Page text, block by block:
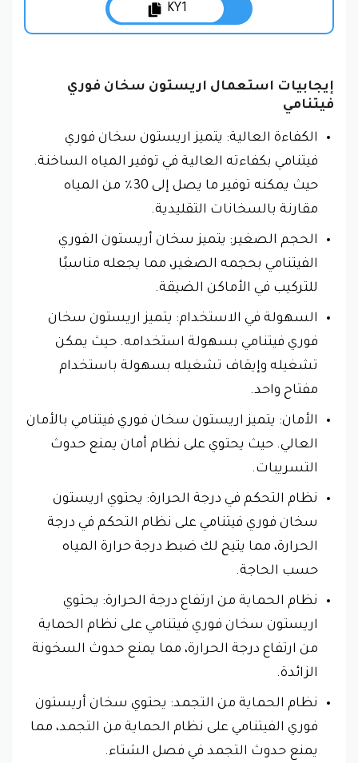
KY1
إيجابيات استعمال اريستون سخان فوري
فيتنامي
الكفاءة العالية: يتميز اريستون سخان فوري
فيتنامي بكفاءته العالية في توفير المياه الساخنة.
حيث يمكنه توفير ما يصل إلى 30٪ من المياه
مقارنة بالسخانات التقليدية.
الحجم الصغير: يتميز سخان أريستون الفوري
الفيتنامي بحجمه الصغير، مما يجعله مناسبًا
للتركيب في الأماكن الضيقة.
السهولة في الاستخدام: يتميز اريستون سخان
فوري فيتنامي بسهولة استخدامه. حيث يمكن
تشغيله وإيقاف تشغيله بسهولة باستخدام
مفتاح واحد.
الأمان: يتميز اريستون سخان فوري فيتنامي بالأمان
العالي. حيث يحتوي على نظام أمان يمنع حدوث
التسريبات.
نظام التحكم في درجة الحرارة: يحتوي اريستون
سخان فوري فيتنامي على نظام التحكم في درجة
الحرارة، مما يتيح لك ضبط درجة حرارة المياه
حسب الحاجة.
نظام الحماية من ارتفاع درجة الحرارة: يحتوي
اريستون سخان فوري فيتنامي على نظام الحماية
من ارتفاع درجة الحرارة، مما يمنع حدوث السخونة
الزائدة.
نظام الحماية من التجمد: يحتوي سخان أريستون
فوري الفيتنامي على نظام الحماية من التجمد، مما
يمنع حدوث التجمد في فصل الشتاء.